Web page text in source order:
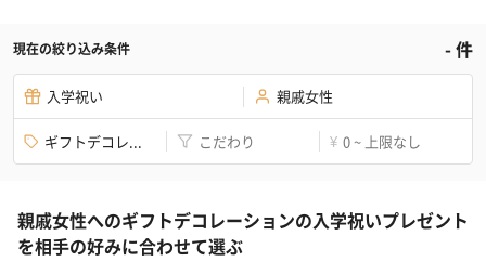
現在の絞り込み条件 -件
入学祝い 親戚女性
ギフトデコレ... こだわり ¥ 0 ~ 上限なし
親戚女性へのギフトデコレーションの入学祝いプレゼント
を相手の好みに合わせて選ぶ